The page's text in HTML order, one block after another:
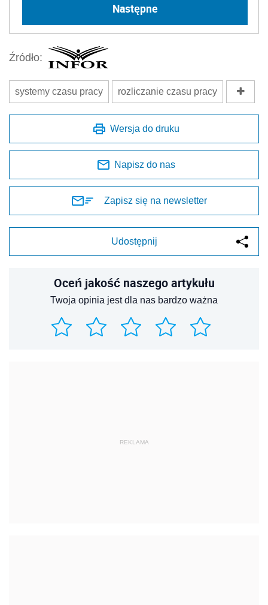
Następne
Źródło:
systemy czasu pracy rozliczanie czasu pracy
Wersja do druku
Napisz do nas
Zapisz się na newsletter
Udostępnij
Oceń jakość naszego artykułu
Twoja opinia jest dla nas bardzo ważna
REKLAMA